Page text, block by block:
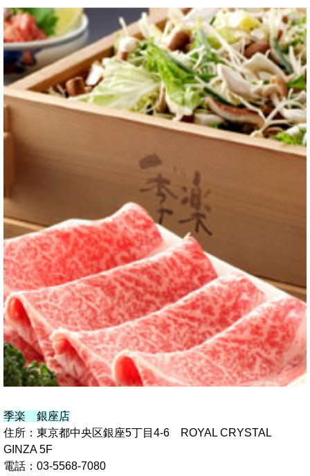
季楽 銀座店
住所：東京都中央区銀座5丁目4-6 ROYAL CRYSTAL
GINZA 5F
電話：03-5568-7080